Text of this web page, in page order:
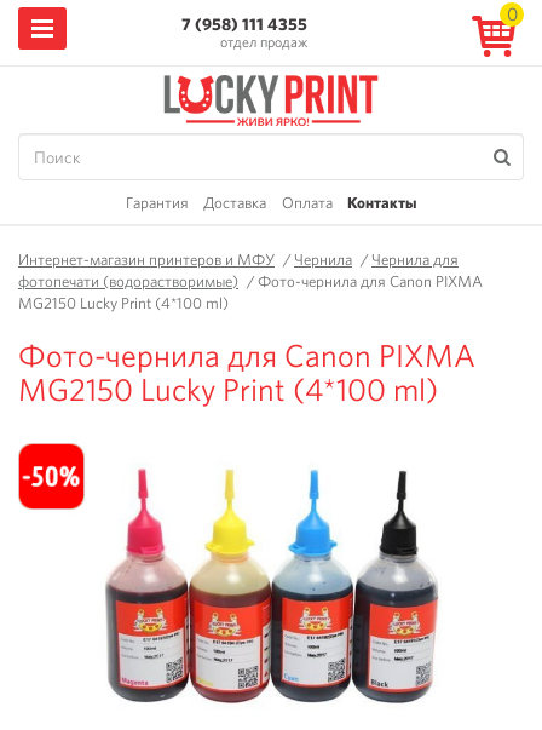
7 (958) 111 4355
отдел продаж
0
Гарантия Доставка Оплата Контакты
Интернет-магазин принтеров и МФУ /Чернила /Чернила для
фотопечати (водорастворимые) /Фото-чернила для Canon PIXMA
MG2150 Lucky Print (4*100 ml)
Фото-чернила для Canon PIXMA
MG2150 Lucky Print (4*100 ml)